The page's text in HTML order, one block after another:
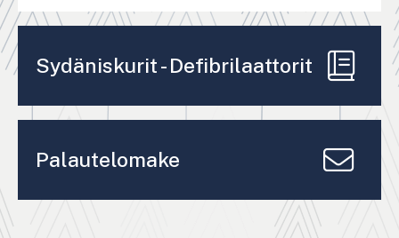
Sydäniskurit - Defibrilaattorit
Palautelomake